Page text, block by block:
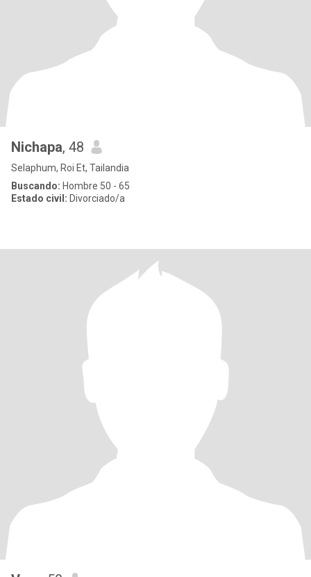
Nichapa, 48
Selaphum, Roi Et, Tailandia
Buscando: Hombre 50 - 65
Estado civil: Divorciado/a